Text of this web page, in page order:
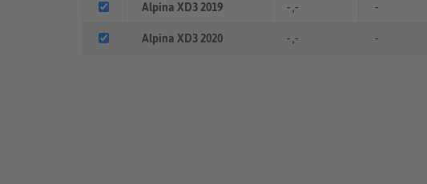
Alpina XD3 2019 - ,- -
Alpina XD3 2020 - ,- -